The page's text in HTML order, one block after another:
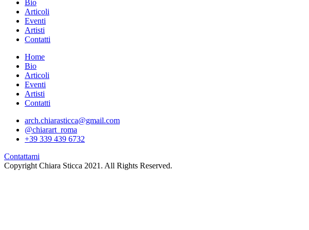
Bio
Articoli
Eventi
Artisti
Contatti
Home
Bio
Articoli
Eventi
Artisti
Contatti
arch.chiarasticca@gmail.com
@chiarart_roma
+39 339 439 6732
Contattami
Copyright Chiara Sticca 2021. All Rights Reserved.